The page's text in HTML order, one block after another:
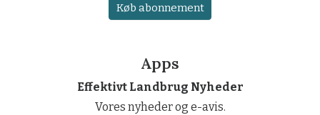
Køb abonnement
Apps
Effektivt Landbrug Nyheder
Vores nyheder og e-avis.